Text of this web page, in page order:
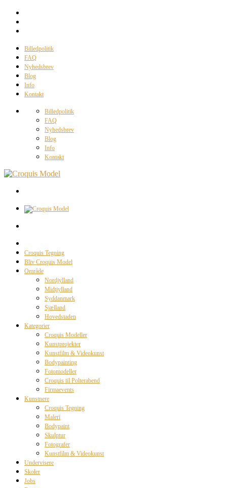
Billedpolitik
FAQ
Nyhedsbrev
Blog
Info
Kontakt
Billedpolitik
FAQ
Nyhedsbrev
Blog
Info
Kontakt
Croquis Tegning
Bliv Croquis Model
Område
Nordjylland
Midtjylland
Syddanmark
Sjælland
Hovedstaden
Kategorier
Croquis Modeller
Kunstprojekter
Kunstfilm & Videokunst
Bodypainting
Fotomodeller
Croquis til Polterabend
Firmaevents
Kunstnere
Croquis Tegning
Maleri
Bodypaint
Skulptur
Fotografer
Kunstfilm & Videokunst
Undervisere
Skoler
Jobs